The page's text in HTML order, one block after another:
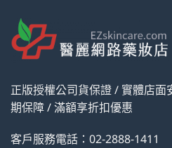
正版授權公司貨保證 / 實體店面
期保障 / 滿額享折扣優惠
客戶服務電話：02-2888-1411